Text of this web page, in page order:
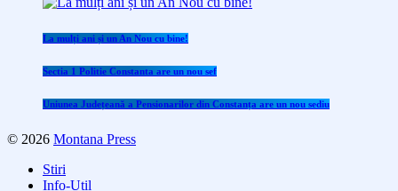
La mulți ani și un An Nou cu bine!
Sectia 1 Politie Constanta are un nou sef
Uniunea Județeană a Pensionarilor din Constanța are un nou sediu
© 2026 Montana Press
Stiri
Info-Util